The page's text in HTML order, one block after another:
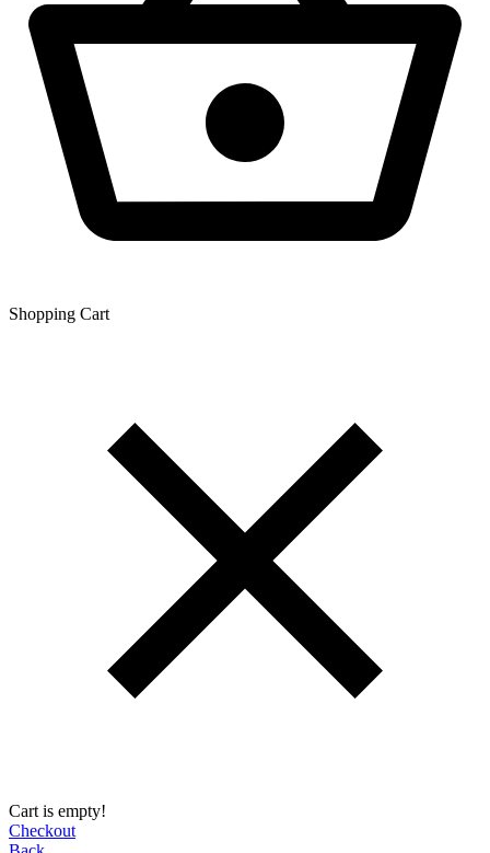
Shopping Сart
Cart is empty!
Checkout